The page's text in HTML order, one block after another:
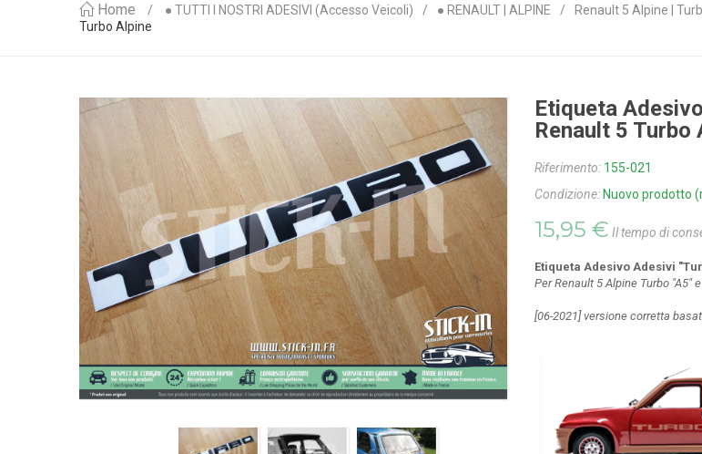
Home ● TUTTI I NOSTRI ADESIVI (accesso Veicoli) ● RENAULT | ALPINE Renault 5 Alpine |
Turbo Alpine
Etiqueta
Renault 5 Turbo
Riferimento: 155-021
Condizione: Nuovo prodotto
15,95 € Il tempo di
Etiqueta Adesivo Adesivi
Per Renault 5 Alpine Turbo "A5"
[06-2021] versione corretta